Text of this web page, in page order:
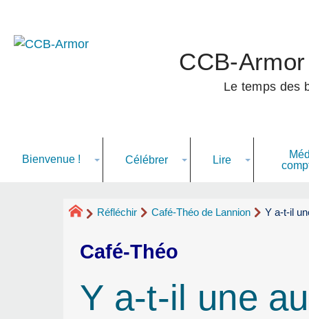
CCB-Armor
Le temps des
Bienvenue ! Célébrer Lire
Réfléchir Café-Théo de Lannion Y a-t-il
Café-Théo
Y a-t-il une